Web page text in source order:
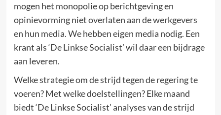
mogen het monopolie op berichtgeving en
opinievorming niet overlaten aan de werkgevers
en hun media. We hebben eigen media nodig. Een
krant als ‘De Linkse Socialist’ wil daar een bijdrage
aan leveren.
Welke strategie om de strijd tegen de regering te
voeren? Met welke doelstellingen? Elke maand
biedt ‘De Linkse Socialist’ analyses van de strijd